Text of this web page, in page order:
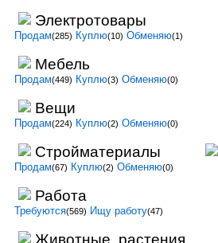
Электротовары
Продам(285) Куплю(10) Обменяю(1)
Мебель
Продам(449) Куплю(3) Обменяю(0)
Вещи
Продам(224) Куплю(2) Обменяю(0)
Стройматериалы
Продам(67) Куплю(2) Обменяю(0)
Работа
Требуются(569) Ищу работу(47)
Животные, растения